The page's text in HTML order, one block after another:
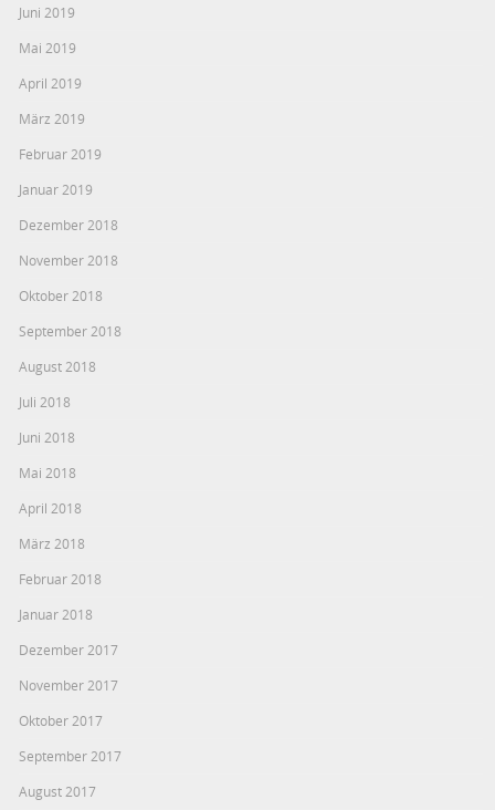
Juni 2019
Mai 2019
April 2019
März 2019
Februar 2019
Januar 2019
Dezember 2018
November 2018
Oktober 2018
September 2018
August 2018
Juli 2018
Juni 2018
Mai 2018
April 2018
März 2018
Februar 2018
Januar 2018
Dezember 2017
November 2017
Oktober 2017
September 2017
August 2017